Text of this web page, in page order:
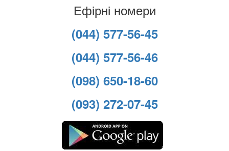
Ефірні номери
(044) 577-56-45
(044) 577-56-46
(098) 650-18-60
(093) 272-07-45